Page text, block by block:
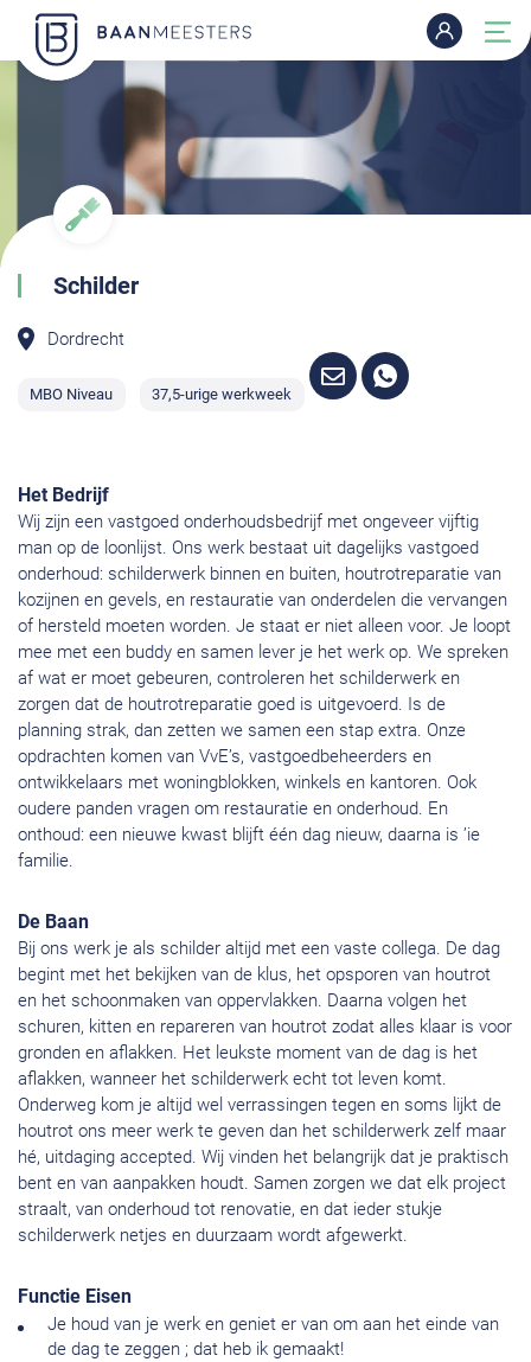
Schilder
Dordrecht
MBO Niveau 37,5-urige werkweek
Het Bedrijf
Wij zijn een vastgoed onderhoudsbedrijf met ongeveer vijftig
man op de loonlijst. Ons werk bestaat uit dagelijks vastgoed
onderhoud: schilderwerk binnen en buiten, houtrotreparatie van
kozijnen en gevels, en restauratie van onderdelen die vervangen
of hersteld moeten worden. Je staat er niet alleen voor. Je loopt
mee met een buddy en samen lever je het werk op. We spreken
af wat er moet gebeuren, controleren het schilderwerk en
zorgen dat de houtrotreparatie goed is uitgevoerd. Is de
planning strak, dan zetten we samen een stap extra. Onze
opdrachten komen van VvE’s, vastgoedbeheerders en
ontwikkelaars met woningblokken, winkels en kantoren. Ook
oudere panden vragen om restauratie en onderhoud. En
onthoud: een nieuwe kwast blijft één dag nieuw, daarna is ’ie
familie.
De Baan
Bij ons werk je als schilder altijd met een vaste collega. De dag
begint met het bekijken van de klus, het opsporen van houtrot
en het schoonmaken van oppervlakken. Daarna volgen het
schuren, kitten en repareren van houtrot zodat alles klaar is voor
gronden en aflakken. Het leukste moment van de dag is het
aflakken, wanneer het schilderwerk echt tot leven komt.
Onderweg kom je altijd wel verrassingen tegen en soms lijkt de
houtrot ons meer werk te geven dan het schilderwerk zelf maar
hé, uitdaging accepted. Wij vinden het belangrijk dat je praktisch
bent en van aanpakken houdt. Samen zorgen we dat elk project
straalt, van onderhoud tot renovatie, en dat ieder stukje
schilderwerk netjes en duurzaam wordt afgewerkt.
Functie Eisen
Je houd van je werk en geniet er van om aan het einde van
de dag te zeggen ; dat heb ik gemaakt!